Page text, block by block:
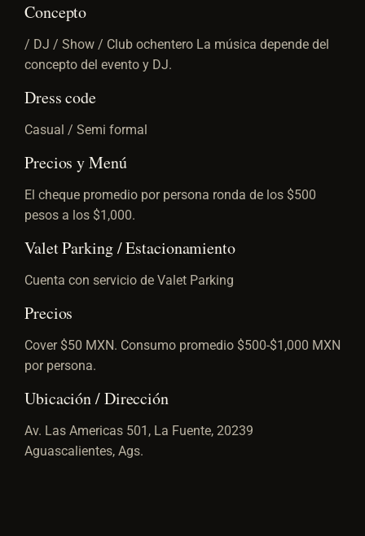
Concepto
/ DJ / Show / Club ochentero La música depende del
concepto del evento y DJ.
Dress code
Casual / Semi formal
Precios y Menú
El cheque promedio por persona ronda de los $500
pesos a los $1,000.
Valet Parking / Estacionamiento
Cuenta con servicio de Valet Parking
Precios
Cover $50 MXN. Consumo promedio $500-$1,000 MXN
por persona.
Ubicación / Dirección
Av. Las Americas 501, La Fuente, 20239
Aguascalientes, Ags.